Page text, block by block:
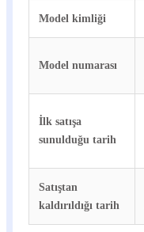
Model kimliği
Model numarası
İlk satışa
sunulduğu tarih
Satıştan
kaldırıldığı tarih